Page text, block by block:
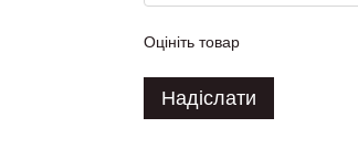
Оцініть товар
Надіслати